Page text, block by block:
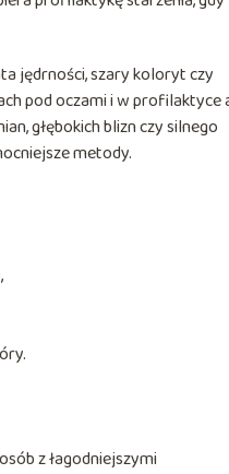
jędrności, szary koloryt czy
pod oczami i w profilaktyce
głębokich blizn czy silnego
metody.
z łagodniejszymi